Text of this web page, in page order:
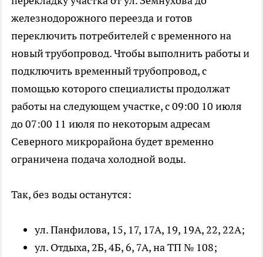
железнодорожного переезда и готов
переключить потребителей с временного на
новый трубопровод. Чтобы выполнить работы и
подключить временный трубопровод, с
помощью которого специалисты продолжат
работы на следующем участке, с 09:00 10 июля
до 07:00 11 июля по некоторым адресам
Северного микрорайона будет временно
ограничена подача холодной воды.
Так, без воды останутся:
ул. Панфилова, 15, 17, 17А, 19, 19А, 22, 22А;
ул. Отдыха, 2Б, 4Б, 6, 7А, на ТП № 108;